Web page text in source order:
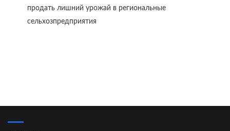
продать лишний урожай в региональные
сельхозпредприятия